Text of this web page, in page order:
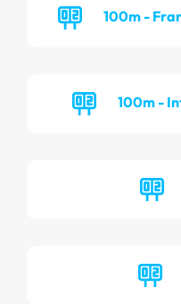
100m -
100m -